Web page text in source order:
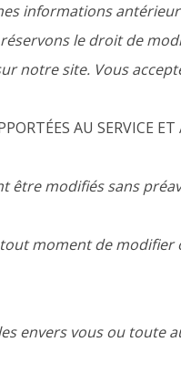
informations
le droit de
notre site. Vous
AU SERVICE ET
être modifiés sans
moment de modifier
envers vous ou